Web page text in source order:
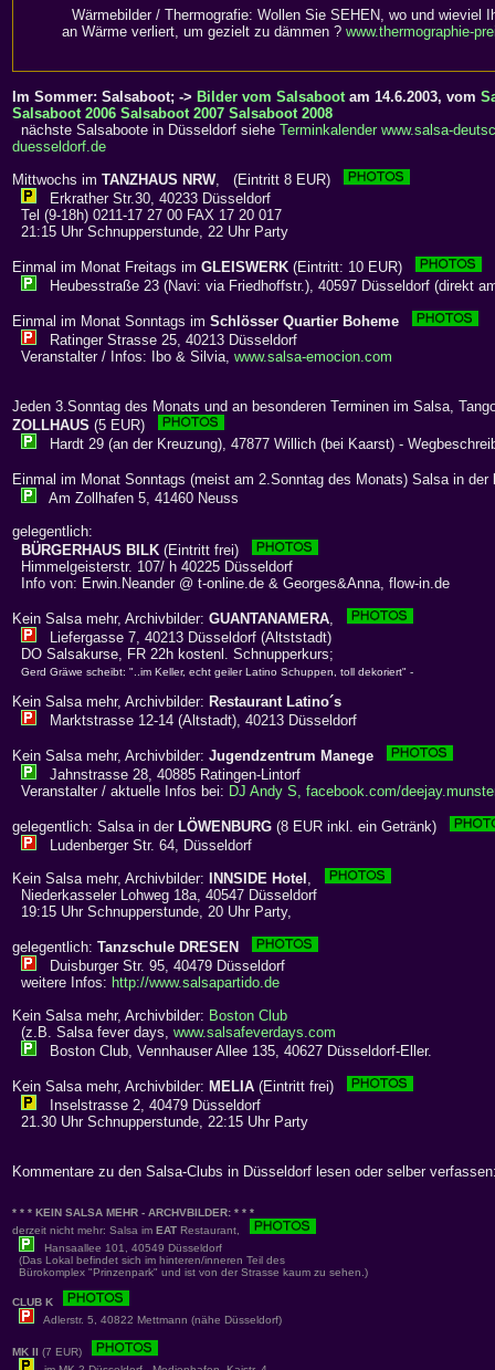
Wärmebilder / Thermografie: Wollen Sie SEHEN, wo und wieviel
an Wärme verliert, um gezielt zu dämmen ? www.thermographie-
Im Sommer: Salsaboot; -> Bilder vom Salsabootam 14.6.2003, vom
Salsaboot 2006 Salsaboot 2007 Salsaboot 2008
nächste Salsaboote in Düsseldorf siehe Terminkalender www.salsa-
duesseldorf.de
Mittwochs im TANZHAUS NRW, (Eintritt 8 EUR)
Erkrather Str.30, 40233 Düsseldorf
Tel (9-18h) 0211-17 27 00 FAX 17 20 017
21:15 Uhr Schnupperstunde, 22 Uhr Party
Einmal im Monat Freitags im GLEISWERK (Eintritt: 10 EUR)
Heubesstraße 23 (Navi: via Friedhoffstr.), 40597 Düsseldorf (direkt
Einmal im Monat Sonntags im Schlösser Quartier Boheme
Ratinger Strasse 25, 40213 Düsseldorf
Veranstalter / Infos: Ibo & Silvia, www.salsa-emocion.com
Jeden 3.Sonntag des Monats und an besonderen Terminen im Salsa,
ZOLLHAUS (5 EUR)
Hardt 29 (an der Kreuzung), 47877 Willich (bei Kaarst) -
Einmal im Monat Sonntags (meist am 2.Sonntag des Monats) Salsa in der
Am Zollhafen 5, 41460 Neuss
gelegentlich:
BÜRGERHAUS BILK (Eintritt frei)
Himmelgeisterstr. 107/ h 40225 Düsseldorf
Info von: Erwin.Neander @ t-online.de & Georges&Anna, flow-in.de
Kein Salsa mehr, Archivbilder: GUANTANAMERA,
Liefergasse 7, 40213 Düsseldorf (Altststadt)
DO Salsakurse, FR 22h kostenl. Schnupperkurs;
Gerd Gräwe scheibt: "..im Keller, echt geiler Latino Schuppen, toll dekoriert" -
Kein Salsa mehr, Archivbilder: Restaurant Latino´s
Marktstrasse 12-14 (Altstadt), 40213 Düsseldorf
Kein Salsa mehr, Archivbilder: Jugendzentrum Manege
Jahnstrasse 28, 40885 Ratingen-Lintorf
Veranstalter / aktuelle Infos bei: DJ Andy S, facebook.com/
gelegentlich: Salsa in der LÖWENBURG (8 EUR inkl. ein Getränk)
Ludenberger Str. 64, Düsseldorf
Kein Salsa mehr, Archivbilder:
INNSIDE Hotel ,
Niederkasseler Lohweg 18a, 40547 Düsseldorf
19:15 Uhr Schnupperstunde, 20 Uhr Party,
gelegentlich: Tanzschule DRESEN
Duisburger Str. 95, 40479 Düsseldorf
weitere Infos: http://www.salsapartido.de
Kein Salsa mehr, Archivbilder: Boston Club
(z.B. Salsa fever days, www.salsafeverdays.com
Boston Club, Vennhauser Allee 135, 40627 Düsseldorf-Eller.
Kein Salsa mehr, Archivbilder: MELIA (Eintritt frei)
Inselstrasse 2, 40479 Düsseldorf
21.30 Uhr Schnupperstunde, 22:15 Uhr Party
Kommentare zu den Salsa-Clubs in Düsseldorf lesen oder selber
* * * KEIN SALSA MEHR - ARCHVBILDER: * * *
derzeit nicht mehr: Salsa im EAT Restaurant,
Hansaallee 101, 40549 Düsseldorf
(Das Lokal befindet sich im hinteren/inneren Teil des
Bürokomplex "Prinzenpark" und ist von der Strasse kaum zu sehen.)
CLUB K
Adlerstr. 5, 40822 Mettmann (nähe Düsseldorf)
MK II (7 EUR)